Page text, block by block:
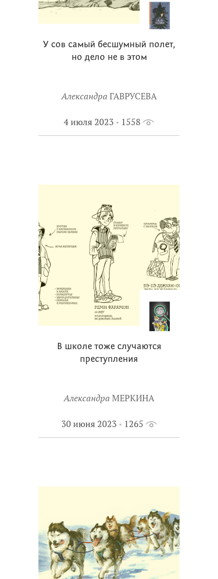
У сов самый бесшумный полет,
но дело не в этом
Александра ГАВРУСЕВА
4 июля 2023 1558
В школе тоже случаются
преступления
Александра МЕРКИНА
30 июня 2023 1265